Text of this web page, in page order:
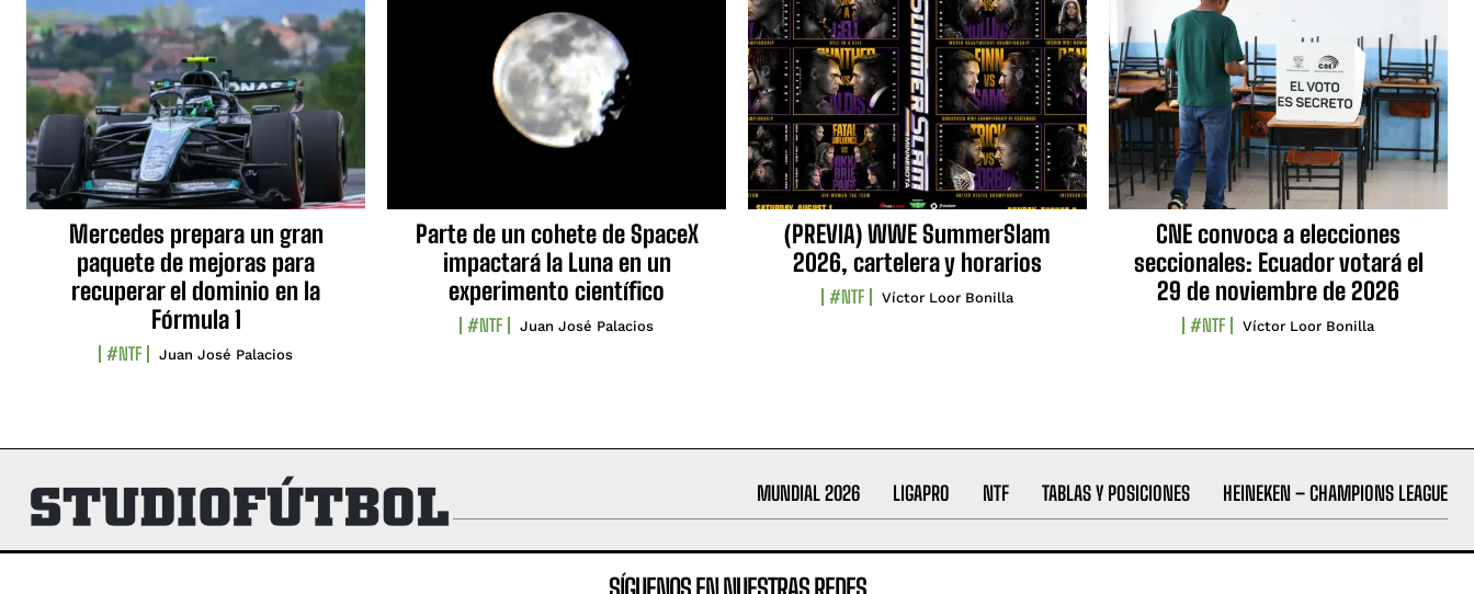
Mercedes prepara un gran
paquete de mejoras para
recuperar el dominio en la
Fórmula 1
#NTF Juan José Palacios
Parte de un cohete de SpaceX
impactará la Luna en un
experimento científico
#NTF Juan José Palacios
(PREVIA) WWE SummerSlam
2026, cartelera y horarios
#NTF Víctor Loor Bonilla
CNE convoca a elecciones
seccionales: Ecuador votará el
29 de noviembre de 2026
#NTF Víctor Loor Bonilla
MUNDIAL 2026 LIGAPRO NTF TABLAS Y POSICIONES HEINEKEN – CHAMPIONS LEAGUE